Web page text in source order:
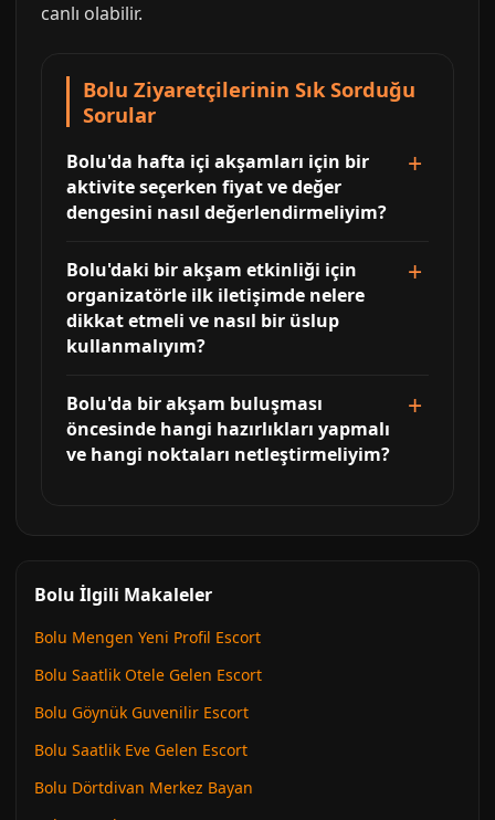
canlı olabilir.
Bolu Ziyaretçilerinin Sık Sorduğu
Sorular
Bolu'da hafta içi akşamları için bir
aktivite seçerken fiyat ve değer
dengesini nasıl değerlendirmeliyim?
Bolu'daki bir akşam etkinliği için
organizatörle ilk iletişimde nelere
dikkat etmeli ve nasıl bir üslup
kullanmalıyım?
Bolu'da bir akşam buluşması
öncesinde hangi hazırlıkları yapmalı
ve hangi noktaları netleştirmeliyim?
Bolu İlgili Makaleler
Bolu Mengen Yeni Profil Escort
Bolu Saatlik Otele Gelen Escort
Bolu Göynük Guvenilir Escort
Bolu Saatlik Eve Gelen Escort
Bolu Dörtdivan Merkez Bayan